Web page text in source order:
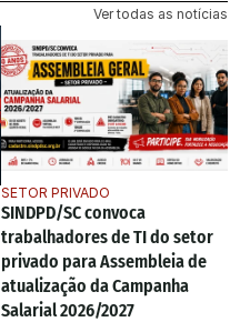
Ver todas as notícias
SETOR PRIVADO
SINDPD/SC convoca
trabalhadores de TI do setor
privado para Assembleia de
atualização da Campanha
Salarial 2026/2027